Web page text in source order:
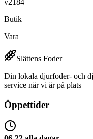
Butik
Vara
Slättens Foder
Din lokala djurfoder- och
service när vi är på plats
Öppettider